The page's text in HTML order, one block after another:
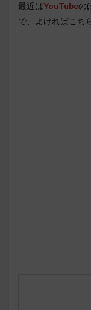
最近はYouTubeの
で、よければこち